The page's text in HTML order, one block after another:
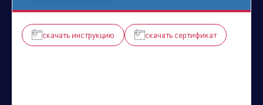
и бытовая техника
скачать инструкцию скачать сертификат